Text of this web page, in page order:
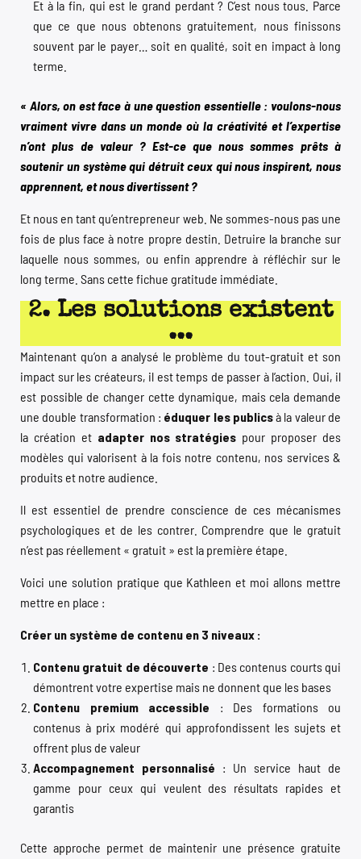
Et à la fin, qui est le grand perdant ? C’est nous tous. Parce
que ce que nous obtenons gratuitement, nous finissons
souvent par le payer… soit en qualité, soit en impact à long
terme.
« Alors, on est face à une question essentielle : voulons-nous
vraiment vivre dans un monde où la créativité et l’expertise
n’ont plus de valeur ? Est-ce que nous sommes prêts à
soutenir un système qui détruit ceux qui nous inspirent, nous
apprennent, et nous divertissent ?
Et nous en tant qu’entrepreneur web. Ne sommes-nous pas une
fois de plus face à notre propre destin. Detruire la branche sur
laquelle nous sommes, ou enfin apprendre à réfléchir sur le
long terme. Sans cette fichue gratitude immédiate.
2. Les solutions existent
...
Maintenant qu’on a analysé le problème du tout-gratuit et son
impact sur les créateurs, il est temps de passer à l’action. Oui, il
est possible de changer cette dynamique, mais cela demande
une double transformation : éduquer les publicsà la valeur de
la création et adapter nos stratégies pour proposer des
modèles qui valorisent à la fois notre contenu, nos services &
produits et notre audience.
Il est essentiel de prendre conscience de ces mécanismes
psychologiques et de les contrer. Comprendre que le gratuit
n’est pas réellement « gratuit » est la première étape.
Voici une solution pratique que Kathleen et moi allons mettre
mettre en place :
Créer un système de contenu en 3 niveaux :
Contenu gratuit de découverte : Des contenus courts qui
démontrent votre expertise mais ne donnent que les bases
Contenu premium accessible : Des formations ou
contenus à prix modéré qui approfondissent les sujets et
offrent plus de valeur
Accompagnement personnalisé : Un service haut de
gamme pour ceux qui veulent des résultats rapides et
garantis
Cette approche permet de maintenir une présence gratuite